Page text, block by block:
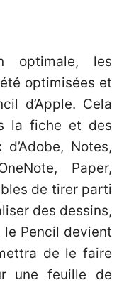
optimale, les
optimisées et
d’Apple. Cela
la fiche et des
Notes,
Paper,
de tirer parti
des dessins,
le Pencil devient
de le faire
une feuille de